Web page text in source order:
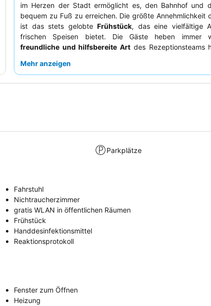
im Herzen der Stadt ermöglicht es, den Bahnhof und
bequem zu Fuß zu erreichen. Die größte Annehmlichkeit
ist das stets gelobteFrühstück, das eine vielfältige
frischen Speisen bietet. Die Gäste heben immer
freundliche und hilfsbereite Art des Rezeptionsteams
Mehr anzeigen
Parkplätze
Fahrstuhl
Nichtraucherzimmer
gratis WLAN in öffentlichen Räumen
Frühstück
Handdesinfektionsmittel
Reaktionsprotokoll
Fenster zum Öffnen
Heizung